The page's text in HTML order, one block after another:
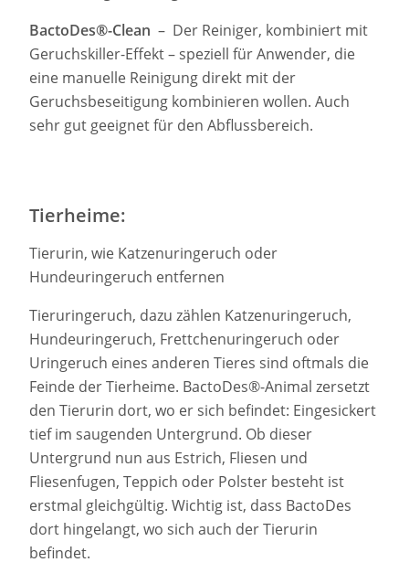
BactoDes®-Clean – Der Reiniger, kombiniert mit
Geruchskiller-Effekt – speziell für Anwender, die
eine manuelle Reinigung direkt mit der
Geruchsbeseitigung kombinieren wollen. Auch
sehr gut geeignet für den Abflussbereich.
Tierheime:
Tierurin, wie Katzenuringeruch oder
Hundeuringeruch entfernen
Tieruringeruch, dazu zählen Katzenuringeruch,
Hundeuringeruch, Frettchenuringeruch oder
Uringeruch eines anderen Tieres sind oftmals die
Feinde der Tierheime. BactoDes®-Animal zersetzt
den Tierurin dort, wo er sich befindet: Eingesickert
tief im saugenden Untergrund. Ob dieser
Untergrund nun aus Estrich, Fliesen und
Fliesenfugen, Teppich oder Polster besteht ist
erstmal gleichgültig. Wichtig ist, dass BactoDes
dort hingelangt, wo sich auch der Tierurin
befindet.